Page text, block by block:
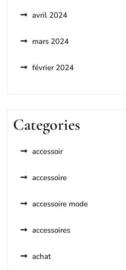
avril 2024
mars 2024
février 2024
Categories
accessoir
accessoire
accessoire mode
accessoires
achat